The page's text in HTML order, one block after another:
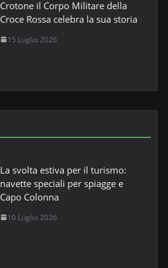
Crotone il Corpo Militare della
Croce Rossa celebra la sua storia
15 Luglio 2026
La svolta estiva per il turismo:
navette speciali per spiagge e
Capo Colonna
10 Luglio 2026